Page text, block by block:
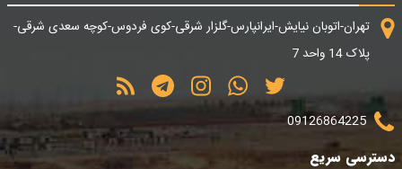
تهران-اتوبان نیایش-ایرانپارس-گلزار شرقی-کوی فردوس-کوچه سعدی شرقی-
پلاک 14 واحد 7
09126864225
دسترسی سریع